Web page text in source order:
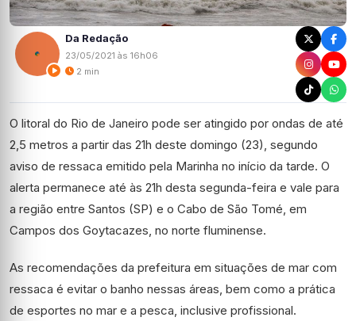
Da Redação
23/05/2021 às 16h06
2 min
O litoral do Rio de Janeiro pode ser atingido por ondas de até
2,5 metros a partir das 21h deste domingo (23), segundo
aviso de ressaca emitido pela Marinha no início da tarde. O
alerta permanece até às 21h desta segunda-feira e vale para
a região entre Santos (SP) e o Cabo de São Tomé, em
Campos dos Goytacazes, no norte fluminense.
As recomendações da prefeitura em situações de mar com
ressaca é evitar o banho nessas áreas, bem como a prática
de esportes no mar e a pesca, inclusive profissional.